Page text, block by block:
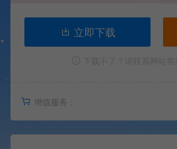
立即下载
增值服务：